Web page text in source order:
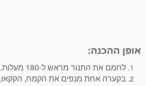
אופן ההכנה:
לחמם את התנור מראש ל-180 מעלות.
בקערה אחת מנפים את הקמח,